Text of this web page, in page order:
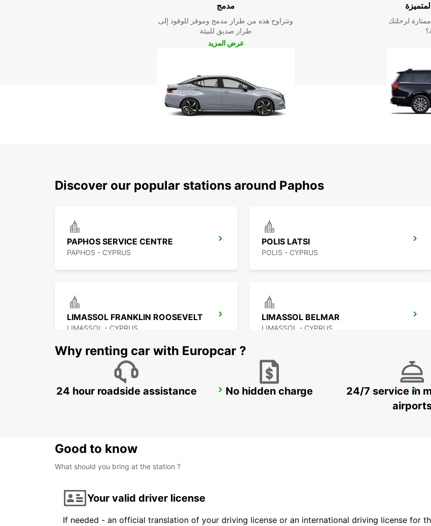
مدمج
وتتراوح هذه من طراز مدمج وموفر للوقود إلى
طراز صديق للبيئة
عرض المزيد
لرحلتك
Discover our popular stations around Paphos
PAPHOS SERVICE CENTRE
PAPHOS - CYPRUS
POLIS LATSI
POLIS - CYPRUS
LIMASSOL FRANKLIN ROOSEVELT
LIMASSOL - CYPRUS
LIMASSOL BELMAR
LIMASSOL - CYPRUS
LARNACA LARNACA AIRPORT
Why renting car with Europcar ?
24 hour roadside assistance No hidden charge
24/7 service in
Good to know
What should you bring at the station ?
Your valid driver license
If needed - an official translation of your driving license or an international driving license for